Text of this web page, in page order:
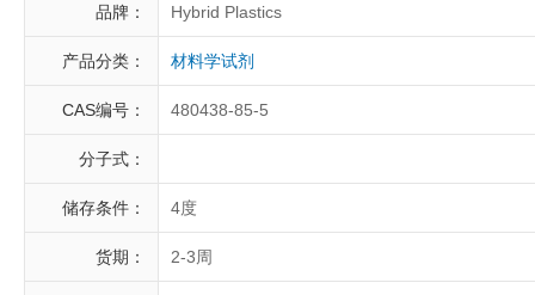
Berry & Associates
LGC Maine Standards
Abbexa AbD Serotec
品牌： Hybrid Plastics
产品分类： 材料学试剂
CAS编号： 480438-85-5
分子式：
储存条件： 4度
货期： 2-3周